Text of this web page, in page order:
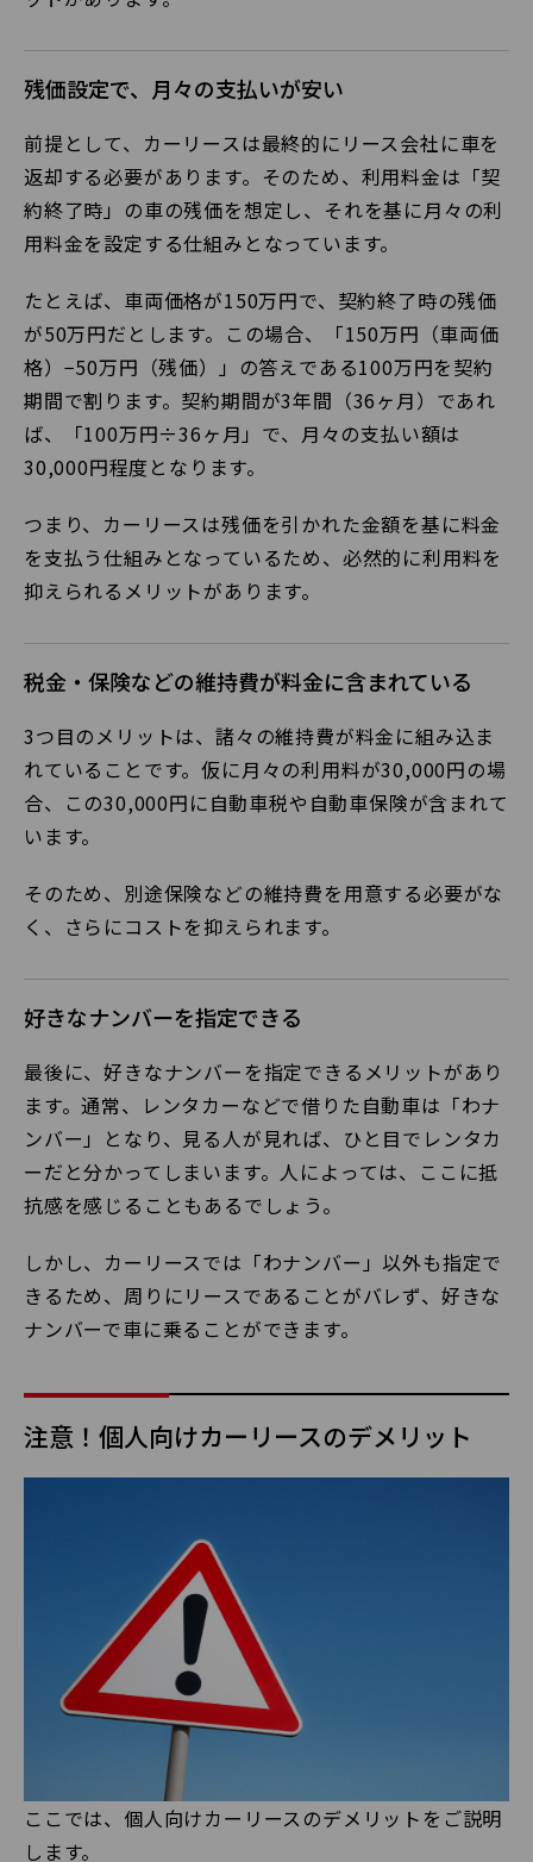
残価設定で、月々の支払いが安い
前提として、カーリースは最終的にリース会社に車を
返却する必要があります。そのため、利用料金は「契
約終了時」の車の残価を想定し、それを基に月々の利
用料金を設定する仕組みとなっています。
たとえば、車両価格が150万円で、契約終了時の残価
が50万円だとします。この場合、「150万円（車両価
格）−50万円（残価）」の答えである100万円を契約
期間で割ります。契約期間が3年間（36ヶ月）であれ
ば、「100万円÷36ヶ月」で、月々の支払い額は
30,000円程度となります。
つまり、カーリースは残価を引かれた金額を基に料金
を支払う仕組みとなっているため、必然的に利用料を
抑えられるメリットがあります。
税金・保険などの維持費が料金に含まれている
3つ目のメリットは、諸々の維持費が料金に組み込ま
れていることです。仮に月々の利用料が30,000円の場
合、この30,000円に自動車税や自動車保険が含まれて
います。
そのため、別途保険などの維持費を用意する必要がな
く、さらにコストを抑えられます。
好きなナンバーを指定できる
最後に、好きなナンバーを指定できるメリットがあり
ます。通常、レンタカーなどで借りた自動車は「わナ
ンバー」となり、見る人が見れば、ひと目でレンタカ
ーだと分かってしまいます。人によっては、ここに抵
抗感を感じることもあるでしょう。
しかし、カーリースでは「わナンバー」以外も指定で
きるため、周りにリースであることがバレず、好きな
ナンバーで車に乗ることができます。
注意！個人向けカーリースのデメリット
ここでは、個人向けカーリースのデメリットをご説明
します。